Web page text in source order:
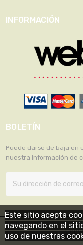
INFORMACIÓN
BOLETÍN
Puede darse de baja en
nuestra información de
Este sitio acepta
navegando en el
uso de nuestras